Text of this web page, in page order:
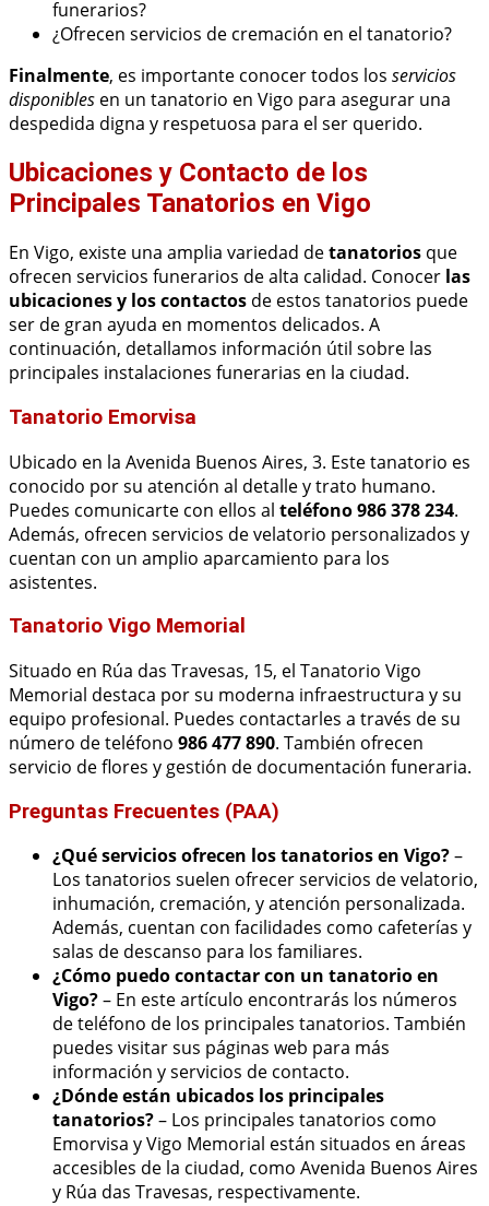
funerarios?
¿Ofrecen servicios de cremación en el tanatorio?
Finalmente, es importante conocer todos los servicios
disponibles en un tanatorio en Vigo para asegurar una
despedida digna y respetuosa para el ser querido.
Ubicaciones y Contacto de los
Principales Tanatorios en Vigo
En Vigo, existe una amplia variedad detanatorios que
ofrecen servicios funerarios de alta calidad. Conocer las
ubicaciones y los contactos de estos tanatorios puede
ser de gran ayuda en momentos delicados. A
continuación, detallamos información útil sobre las
principales instalaciones funerarias en la ciudad.
Tanatorio Emorvisa
Ubicado en la Avenida Buenos Aires, 3. Este tanatorio es
conocido por su atención al detalle y trato humano.
Puedes comunicarte con ellos al teléfono 986 378 234.
Además, ofrecen servicios de velatorio personalizados y
cuentan con un amplio aparcamiento para los
asistentes.
Tanatorio Vigo Memorial
Situado en Rúa das Travesas, 15, el Tanatorio Vigo
Memorial destaca por su moderna infraestructura y su
equipo profesional. Puedes contactarles a través de su
número de teléfono 986 477 890. También ofrecen
servicio de flores y gestión de documentación funeraria.
Preguntas Frecuentes (PAA)
¿Qué servicios ofrecen los tanatorios en Vigo?–
Los tanatorios suelen ofrecer servicios de velatorio,
inhumación, cremación, y atención personalizada.
Además, cuentan con facilidades como cafeterías y
salas de descanso para los familiares.
¿Cómo puedo contactar con un tanatorio en
Vigo?– En este artículo encontrarás los números
de teléfono de los principales tanatorios. También
puedes visitar sus páginas web para más
información y servicios de contacto.
¿Dónde están ubicados los principales
tanatorios?– Los principales tanatorios como
Emorvisa y Vigo Memorial están situados en áreas
accesibles de la ciudad, como Avenida Buenos Aires
y Rúa das Travesas, respectivamente.